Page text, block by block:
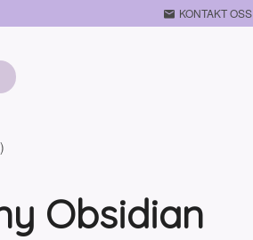
KONTAKT OSS
Obsidian